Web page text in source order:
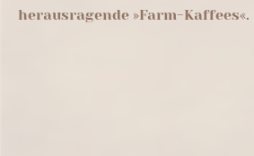
herausragende »Farm-Kaffees«.